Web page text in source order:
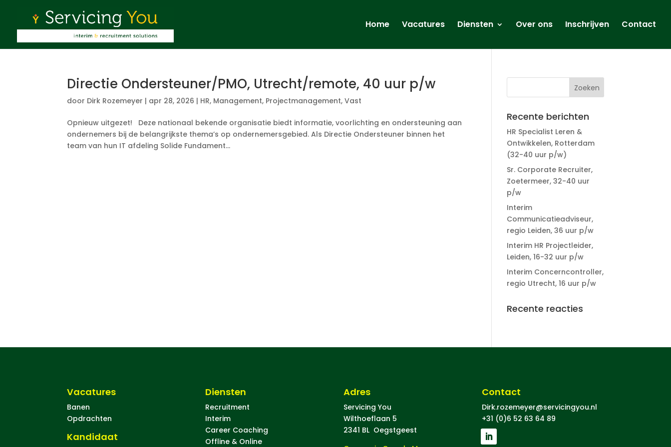
Home Vacatures Diensten Over ons Inschrijven Contact
Directie Ondersteuner/PMO, Utrecht/remote, 40 uur p/w
door Dirk Rozemeyer | apr 28, 2026 | HR, Management, Projectmanagement,Vast
Opnieuw uitgezet! Deze nationaal bekende organisatie biedt informatie, voorlichting en ondersteuning aan
ondernemers bij de belangrijkste thema’s op ondernemersgebied. Als Directie Ondersteuner binnen het
team van hun IT afdeling Solide Fundament...
Recente berichten
HR Specialist Leren &
Ontwikkelen, Rotterdam
(32-40 uur p/w)
Sr. Corporate Recruiter,
Zoetermeer, 32-40 uur
p/w
Interim
Communicatieadviseur,
regio Leiden, 36 uur p/w
Interim HR Projectleider,
Leiden, 16-32 uur p/w
Interim Concerncontroller,
regio Utrecht, 16 uur p/w
Recente reacties
Vacatures
Banen
Opdrachten
Kandidaat
Diensten
Recruitment
Interim
Career Coaching
Offline & Online
Adres
Servicing You
Wilthoeflaan 5
2341 BL Oegstgeest
Contact
Dirk.rozemeyer@servicingyou.nl
+31 (0)6 52 63 64 89